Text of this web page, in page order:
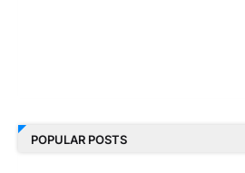
POPULAR POSTS